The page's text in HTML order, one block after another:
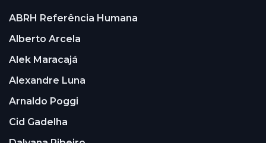
ABRH Referência Humana
Alberto Arcela
Alek Maracajá
Alexandre Luna
Arnaldo Poggi
Cid Gadelha